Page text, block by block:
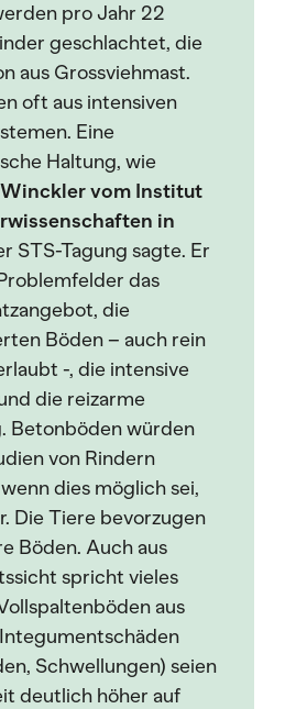
pro Jahr 22
geschlachtet, die
aus Grossviehmast.
oft aus intensiven
Eine
Haltung, wie
vom Institut
in
STS-Tagung sagte. Er
das
die
Böden – auch rein
-, die intensive
die reizarme
Betonböden würden
von Rindern
dies möglich sei,
Die Tiere bevorzugen
Böden. Auch aus
spricht vieles
aus
Schwellungen) seien
deutlich höher auf